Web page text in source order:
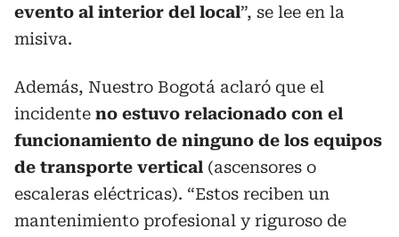
evento al interior del local”, se lee en la
misiva.
Además, Nuestro Bogotá aclaró que el
incidente no estuvo relacionado con el
funcionamiento de ninguno de los equipos
de transporte vertical (ascensores o
escaleras eléctricas). “Estos reciben un
mantenimiento profesional y riguroso de